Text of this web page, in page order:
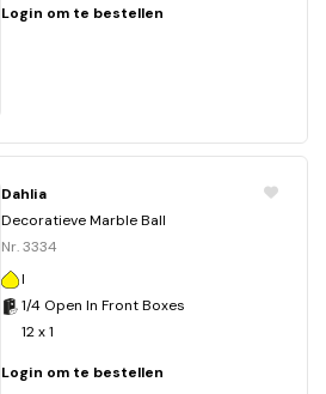
Login om te bestellen
Dahlia
Decoratieve Marble Ball
Nr. 3334
I
1/4 Open In Front Boxes
12 x 1
Login om te bestellen